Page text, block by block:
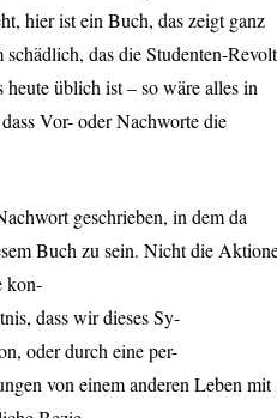
hier ist ein Buch, das zeigt ganz
das die Studenten-
üblich ist – so wäre alles in
Vor- oder Nachworte die
geschrieben, in dem da
Buch zu sein. Nicht die
kon-
dass wir dieses Sy-
oder durch eine per-
von einem anderen Leben mit